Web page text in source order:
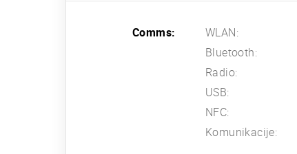
Comms: WLAN:
Bluetooth:
Radio:
USB:
NFC:
Komunikacije: